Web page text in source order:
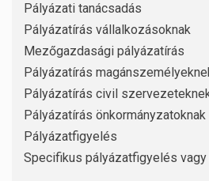
Pályázati tanácsadás
Pályázatírás vállalkozásoknak
Mezőgazdasági pályázatírás
Pályázatírás
Pályázatírás civil
Pályázatírás önkormányzatoknak
Pályázatfigyelés
Specifikus pályázatfigyelés